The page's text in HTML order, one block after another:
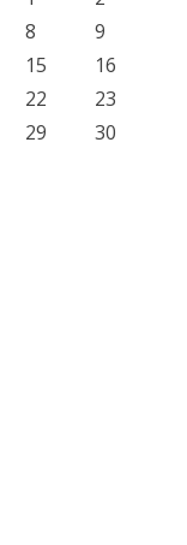
8
9
15
16
22
23
29
30